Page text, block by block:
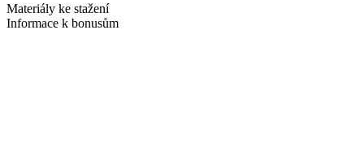
Materiály ke stažení
Informace k bonusům